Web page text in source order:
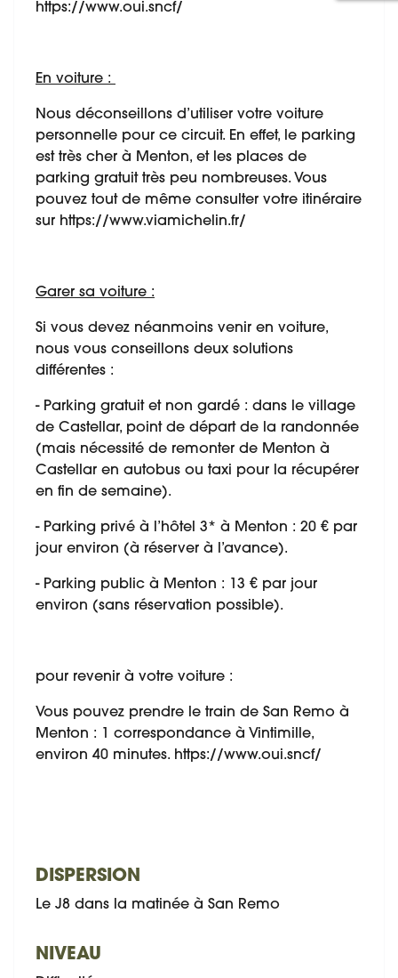
https://www.oui.sncf/
En voiture :
Nous déconseillons d’utiliser votre voiture
personnelle pour ce circuit. En effet, le parking
est très cher à Menton, et les places de
parking gratuit très peu nombreuses. Vous
pouvez tout de même consulter votre itinéraire
sur https://www.viamichelin.fr/
Garer sa voiture :
Si vous devez néanmoins venir en voiture,
nous vous conseillons deux solutions
différentes :
- Parking gratuit et non gardé : dans le village
de Castellar, point de départ de la randonnée
(mais nécessité de remonter de Menton à
Castellar en autobus ou taxi pour la récupérer
en fin de semaine).
- Parking privé à l’hôtel 3* à Menton : 20 € par
jour environ (à réserver à l’avance).
- Parking public à Menton : 13 € par jour
environ (sans réservation possible).
pour revenir à votre voiture :
Vous pouvez prendre le train de San Remo à
Menton : 1 correspondance à Vintimille,
environ 40 minutes. https://www.oui.sncf/
DISPERSION
Le J8 dans la matinée à San Remo
NIVEAU